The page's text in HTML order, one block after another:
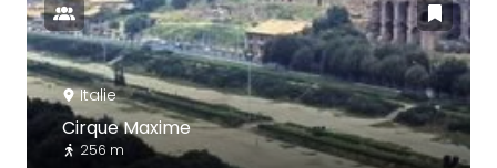
Italie
Cirque Maxime
256 m